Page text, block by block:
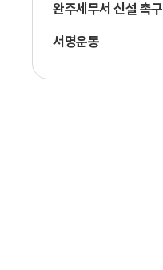
완주세무서 신설 촉구
서명운동